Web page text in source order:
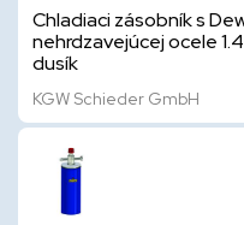
Chladiaci zásobník s
nehrdzavejúcej ocele
dusík
KGW Schieder GmbH